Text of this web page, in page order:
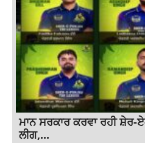
ਮਾਨ ਸਰਕਾਰ ਕਰਵਾ ਰਹੀ ਸ਼ੇਰ-
ਲੀਗ,...